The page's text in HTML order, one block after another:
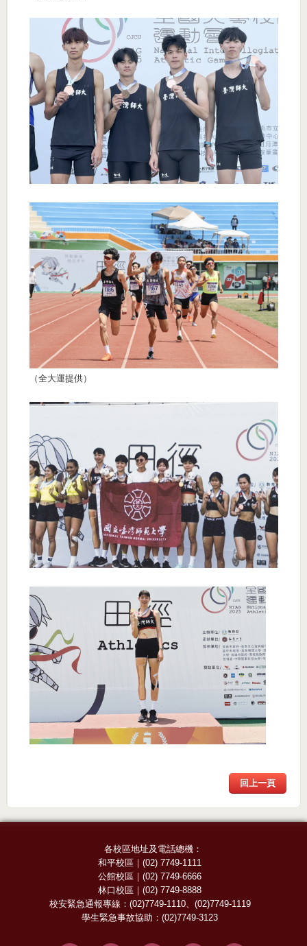
（全大運提供）
回上一頁
各校區地址及電話總機：
和平校區 ｜(02) 7749-1111
公館校區 ｜(02) 7749-6666
林口校區 ｜(02) 7749-8888
校安緊急通報專線： (02)7749-1110、 (02)7749-1119
學生緊急事故協助：(02)7749-3123